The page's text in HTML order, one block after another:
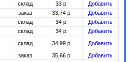
склад 33 р.
Добавить
заказ 33,74 р.
Добавить
склад 34 р.
Добавить
склад 34 р.
Добавить
склад 34,99 р.
Добавить
заказ 35,66 р.
Добавить